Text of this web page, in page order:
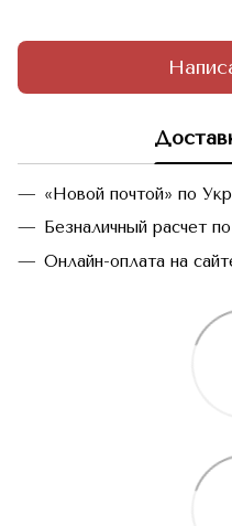
«Новой почтой» по
Безналичный расчет
Онлайн-оплата на